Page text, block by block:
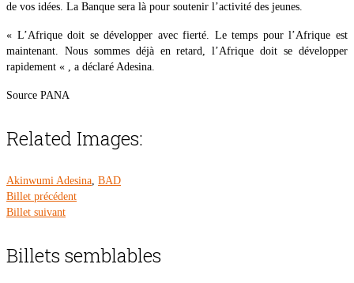
de vos idées. La Banque sera là pour soutenir l’activité des jeunes.
« L’Afrique doit se développer avec fierté. Le temps pour l’Afrique est
maintenant. Nous sommes déjà en retard, l’Afrique doit se développer
rapidement « , a déclaré Adesina.
Source PANA
Related Images:
Akinwumi Adesina, BAD
Billet précédent
Billet suivant
Billets semblables